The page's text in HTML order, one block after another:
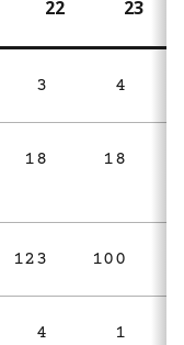
22 23
3 4
18 18
123 100
4 1